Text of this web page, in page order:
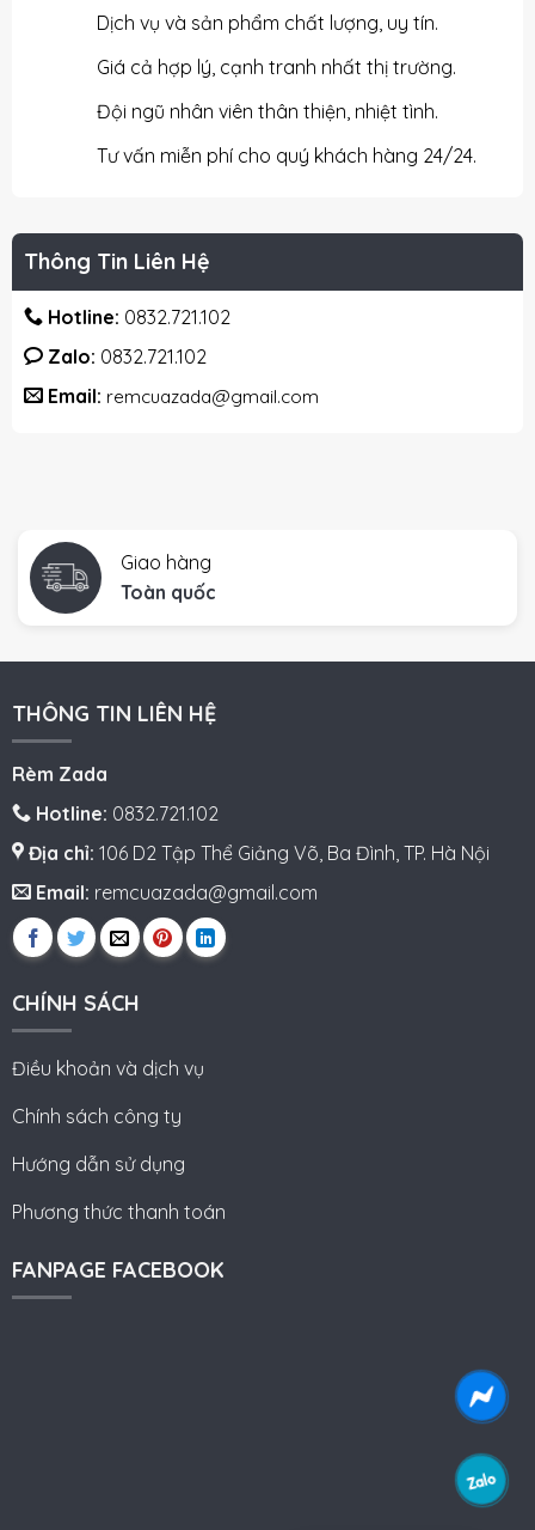
Dịch vụ và sản phẩm chất lượng, uy tín.
Giá cả hợp lý, cạnh tranh nhất thị trường.
Đội ngũ nhân viên thân thiện, nhiệt tình.
Tư vấn miễn phí cho quý khách hàng 24/24.
Thông Tin Liên Hệ
Hotline: 0832.721.102
Zalo: 0832.721.102
Email: remcuazada@gmail.com
Giao hàng
Toàn quốc
THÔNG TIN LIÊN HỆ
Rèm Zada
Hotline: 0832.721.102
Địa chỉ: 106 D2 Tập Thể Giảng Võ, Ba Đình, TP. Hà Nội
Email: remcuazada@gmail.com
CHÍNH SÁCH
Điều khoản và dịch vụ
Chính sách công ty
Hướng dẫn sử dụng
Phương thức thanh toán
FANPAGE FACEBOOK